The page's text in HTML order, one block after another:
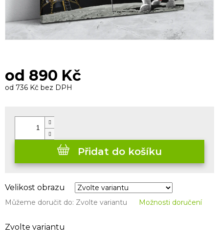
od 890 Kč
od 736 Kč bez DPH
Zvolte variantu
Velikost obrazu
Můžeme doručit do: Zvolte variantu Možnosti doručení
Přidat do košíku